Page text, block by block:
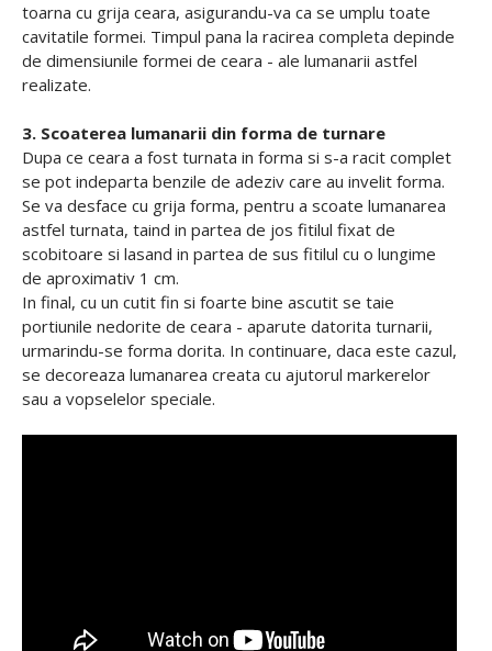
toarna cu grija ceara, asigurandu-va ca se umplu toate
cavitatile formei. Timpul pana la racirea completa depinde
de dimensiunile formei de ceara - ale lumanarii astfel
realizate.
3. Scoaterea lumanarii din forma de turnare
Dupa ce ceara a fost turnata in forma si s-a racit complet
se pot indeparta benzile de adeziv care au invelit forma.
Se va desface cu grija forma, pentru a scoate lumanarea
astfel turnata, taind in partea de jos fitilul fixat de
scobitoare si lasand in partea de sus fitilul cu o lungime
de aproximativ 1 cm.
In final, cu un cutit fin si foarte bine ascutit se taie
portiunile nedorite de ceara - aparute datorita turnarii,
urmarindu-se forma dorita. In continuare, daca este cazul,
se decoreaza lumanarea creata cu ajutorul markerelor
sau a vopselelor speciale.